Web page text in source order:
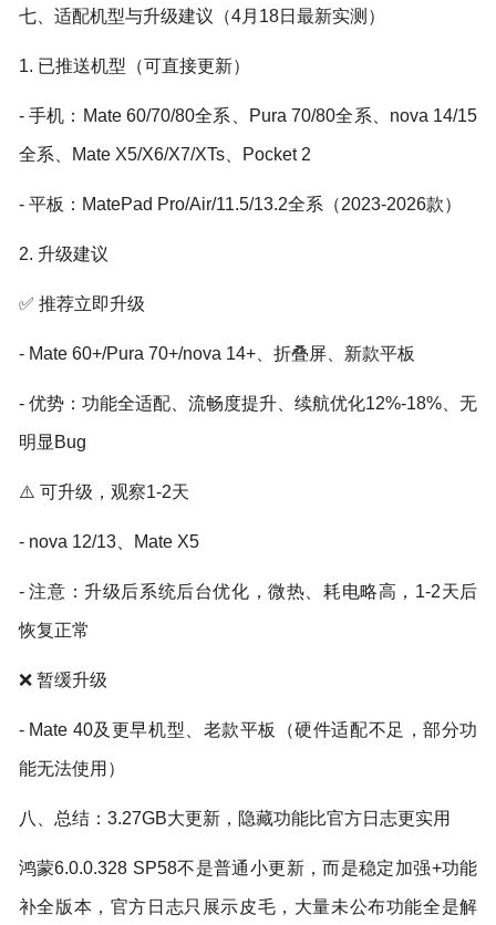
七、适配机型与升级建议（4月18日最新实测）
1. 已推送机型（可直接更新）
- 手机：Mate 60/70/80全系、Pura 70/80全系、nova 14/15
全系、Mate X5/X6/X7/XTs、Pocket 2
- 平板：MatePad Pro/Air/11.5/13.2全系（2023-2026款）
2. 升级建议
✅ 推荐立即升级
- Mate 60+/Pura 70+/nova 14+、折叠屏、新款平板
- 优势：功能全适配、流畅度提升、续航优化12%-18%、无
明显Bug
⚠️ 可升级，观察1-2天
- nova 12/13、Mate X5
- 注意：升级后系统后台优化，微热、耗电略高，1-2天后
恢复正常
❌ 暂缓升级
- Mate 40及更早机型、老款平板（硬件适配不足，部分功
能无法使用）
八、总结：3.27GB大更新，隐藏功能比官方日志更实用
鸿蒙6.0.0.328 SP58不是普通小更新，而是稳定加强+功能
补全版本，官方日志只展示皮毛，大量未公布功能全是解